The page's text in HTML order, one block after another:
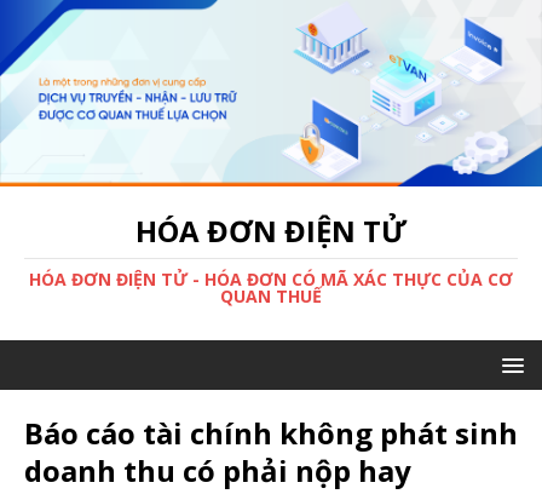
HÓA ĐƠN ĐIỆN TỬ
HÓA ĐƠN ĐIỆN TỬ - HÓA ĐƠN CÓ MÃ XÁC THỰC CỦA CƠ
QUAN THUẾ
Báo cáo tài chính không phát sinh
doanh thu có phải nộp hay